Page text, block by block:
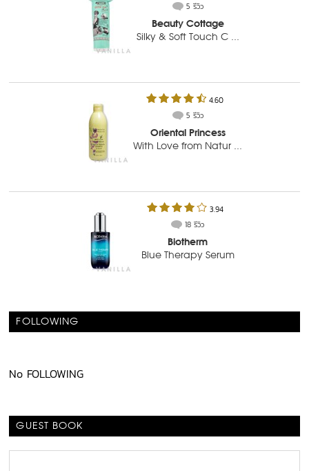
5 รีวิว
Beauty Cottage
Silky & Soft Touch C ...
4.60
5 รีวิว
Oriental Princess
With Love from Natur ...
3.94
18 รีวิว
Biotherm
Blue Therapy Serum
FOLLOWING
No FOLLOWING
GUEST BOOK